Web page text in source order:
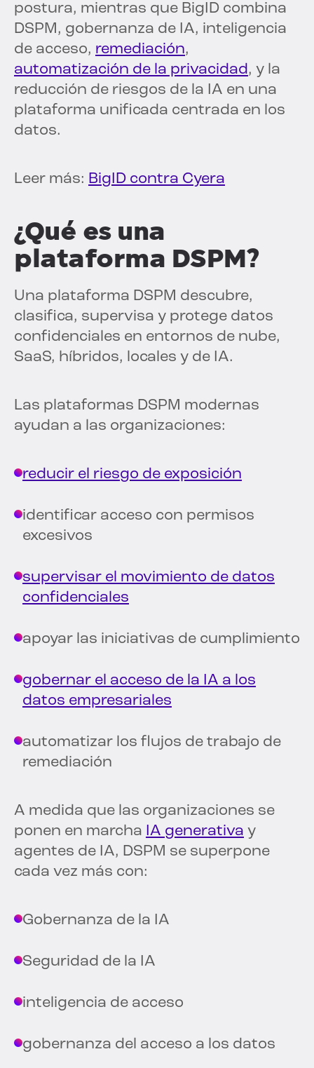
postura, mientras que BigID combina
DSPM, gobernanza de IA, inteligencia
de acceso, remediación,
automatización de la privacidad, y la
reducción de riesgos de la IA en una
plataforma unificada centrada en los
datos.
Leer más: BigID contra Cyera
¿Qué es una
plataforma DSPM?
Una plataforma DSPM descubre,
clasifica, supervisa y protege datos
confidenciales en entornos de nube,
SaaS, híbridos, locales y de IA.
Las plataformas DSPM modernas
ayudan a las organizaciones:
reducir el riesgo de exposición
identificar acceso con permisos
excesivos
supervisar el movimiento de datos
confidenciales
apoyar las iniciativas de cumplimiento
gobernar el acceso de la IA a los
datos empresariales
automatizar los flujos de trabajo de
remediación
A medida que las organizaciones se
ponen en marcha IA generativa y
agentes de IA, DSPM se superpone
cada vez más con:
Gobernanza de la IA
Seguridad de la IA
inteligencia de acceso
gobernanza del acceso a los datos